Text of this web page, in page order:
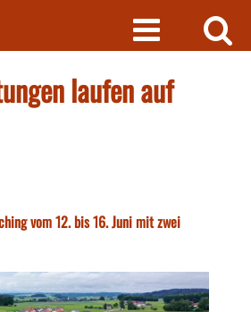
laufen auf
vom 12. bis 16. Juni mit zwei